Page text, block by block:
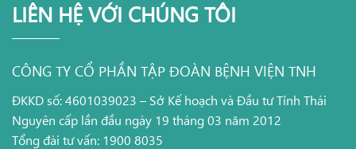
LIÊN HỆ VỚI CHÚNG TÔI
CÔNG TY CỔ PHẦN TẬP ĐOÀN BỆNH VIỆN TNH
ĐKKD số: 4601039023 – Sở Kế hoạch và Đầu tư Tỉnh Thái
Nguyên cấp lần đầu ngày 19 tháng 03 năm 2012
Tổng đài tư vấn: 1900 8035